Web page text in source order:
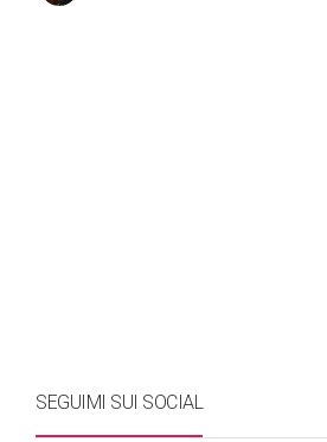
SEGUIMI SUI SOCIAL